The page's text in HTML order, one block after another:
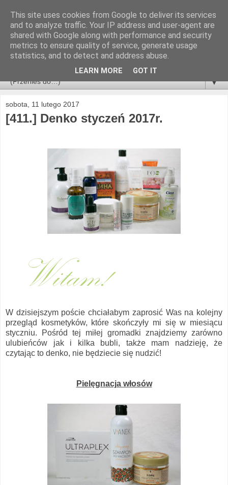
▼
sobota, 11 lutego 2017
[411.] Denko styczeń 2017r.
W dzisiejszym poście chciałabym zaprosić Was na kolejny
przegląd kosmetyków, które skończyły mi się w miesiącu
styczniu. Pośród tej miłej gromadki znajdziemy zarówno
ulubieńców jak i kilka bubli, także mam nadzieję, że
czytając to denko, nie będziecie się nudzić!
Pielęgnacja włosów
This site uses cookies from Google to deliver its services
and to analyze traffic. Your IP address and user-agent are
shared with Google along with performance and security
metrics to ensure quality of service, generate usage
statistics, and to detect and address abuse.
LEARN MORE GOT IT